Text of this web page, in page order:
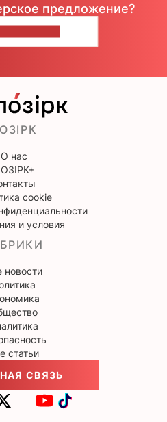
предложение?
О нас
cookie
и условия
новости
статьи
СВЯЗЬ